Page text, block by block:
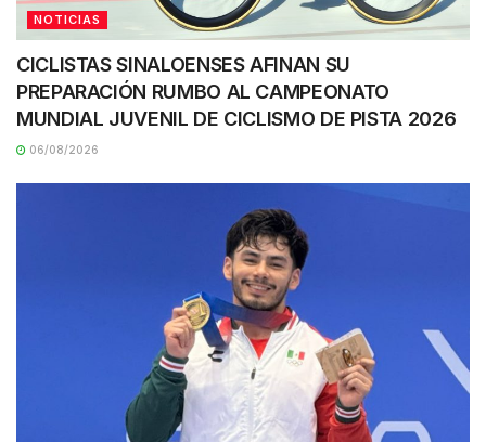
NOTICIAS
CICLISTAS SINALOENSES AFINAN SU
PREPARACIÓN RUMBO AL CAMPEONATO
MUNDIAL JUVENIL DE CICLISMO DE PISTA 2026
06/08/2026